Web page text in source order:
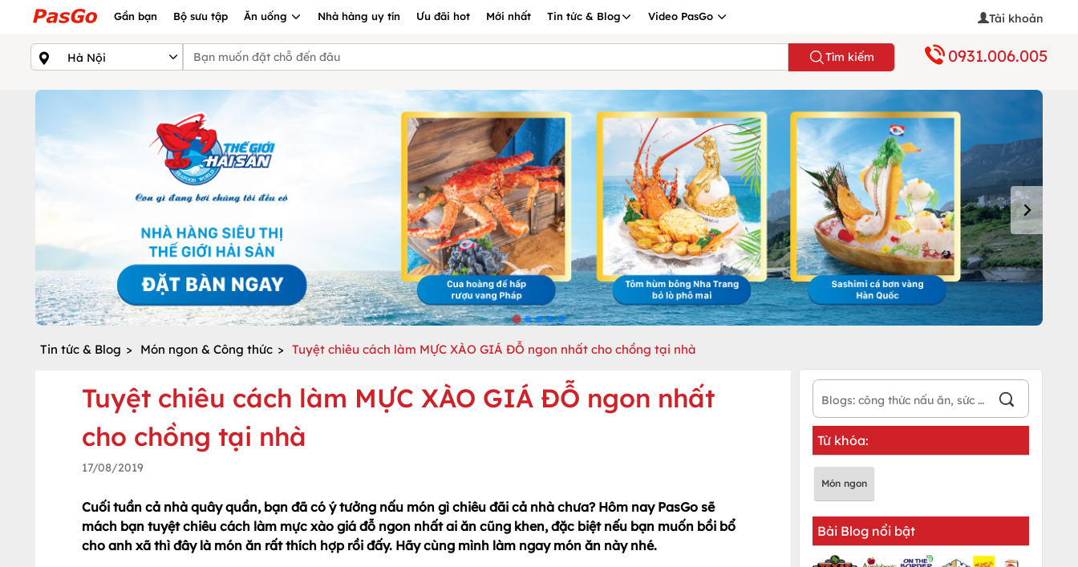
Gần bạn Bộ sưu tập Ăn uống Nhà hàng uy tín Ưu đãi hot Mới nhất Tin tức & Blog Video PasGo Tài khoản
Tìm kiếm 0931.006.005
Tin tức & Blog > Món ngon & Công thức > Tuyệt chiêu cách làm MỰC XÀO GIÁ ĐỖ ngon nhất cho chồng tại nhà
Tuyệt chiêu cách làm MỰC XÀO GIÁ ĐỖ ngon nhất
cho chồng tại nhà
17/08/2019
Cuối tuần cả nhà quây quần, bạn đã có ý tưởng nấu món gì chiêu đãi cả nhà chưa? Hôm nay PasGo sẽ
mách bạn tuyệt chiêu cách làm mực xào giá đỗ ngon nhất ai ăn cũng khen, đặc biệt nếu bạn muốn bồi bổ
cho anh xã thì đây là món ăn rất thích hợp rồi đấy. Hãy cùng mình làm ngay món ăn này nhé.
Từ khóa:
Món ngon
Bài Blog nổi bật